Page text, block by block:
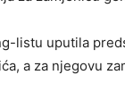
listu uputila
a za njegovu